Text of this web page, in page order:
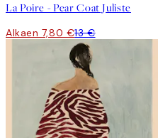
La Poire - Pear Coat Juliste
Alkaen 7,80 €13 €